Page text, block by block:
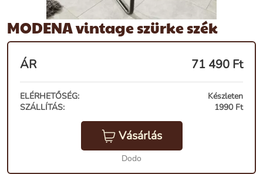
MODENA vintage szürke szék
ÁR 71 490 Ft
ELÉRHETŐSÉG:
Készleten
SZÁLLÍTÁS:
1990 Ft
Vásárlás
Dodo